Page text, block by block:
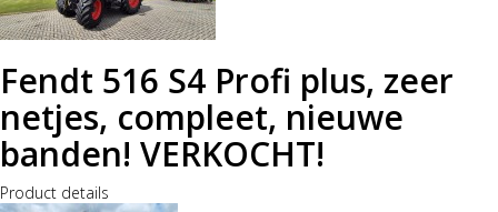
Fendt 516 S4 Profi plus, zeer
netjes, compleet, nieuwe
banden! VERKOCHT!
Product details